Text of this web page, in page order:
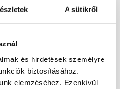
A sütikről
és hirdetések személyre
biztosításához,
elemzéséhez. Ezenkívül
Dekoráció